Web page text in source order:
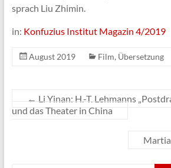
sprach Liu Zhimin.
in: Konfuzius Institut Magazin 4/2019
August 2019 Film, Übersetzung
← Li Yinan: H.-T. Lehmanns
und das Theater in China